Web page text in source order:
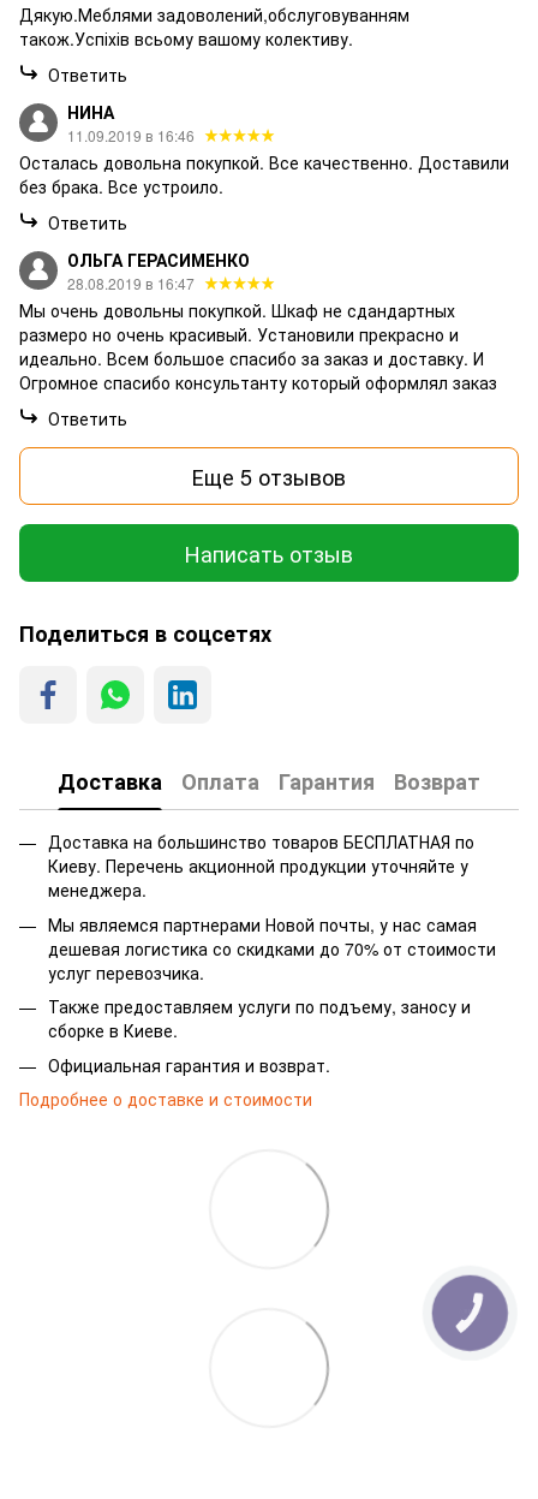
Дякую.Меблями задоволений,обслуговуванням
також.Успіхів всьому вашому колективу.
Ответить
НИНА
11.09.2019 в 16:46
Осталась довольна покупкой. Все качественно. Доставили
без брака. Все устроило.
Ответить
ОЛЬГА ГЕРАСИМЕНКО
28.08.2019 в 16:47
Мы очень довольны покупкой. Шкаф не сдандартных
размеро но очень красивый. Установили прекрасно и
идеально. Всем большое спасибо за заказ и доставку. И
Огромное спасибо консультанту который оформлял заказ
Ответить
Еще 5 отзывов
Написать отзыв
Поделиться в соцсетях
Доставка Оплата Гарантия Возврат
Доставка на большинство товаров БЕСПЛАТНАЯ по
Киеву. Перечень акционной продукции уточняйте у
менеджера.
Мы являемся партнерами Новой почты, у нас самая
дешевая логистика со скидками до 70% от стоимости
услуг перевозчика.
Также предоставляем услуги по подъему, заносу и
сборке в Киеве.
Официальная гарантия и возврат.
Подробнее о доставке и стоимости